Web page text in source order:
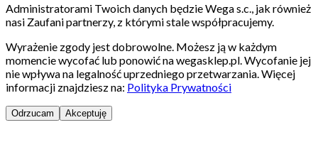
Administratorami Twoich danych będzie Wega s.c., jak również
nasi Zaufani partnerzy, z którymi stale współpracujemy.
Wyrażenie zgody jest dobrowolne. Możesz ją w każdym
momencie wycofać lub ponowić na wegasklep.pl. Wycofanie jej
nie wpływa na legalność uprzedniego przetwarzania. Więcej
informacji znajdziesz na: Polityka Prywatności
Odrzucam Akceptuję